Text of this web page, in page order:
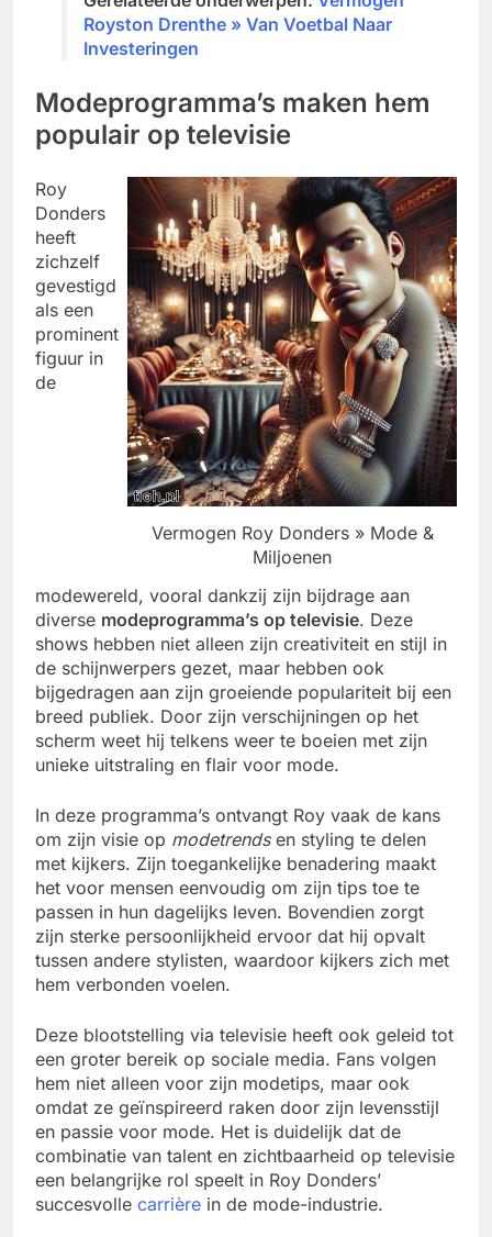
Royston Drenthe » Van Voetbal Naar
Investeringen
Modeprogramma’s maken hem
populair op televisie
Vermogen Roy Donders » Mode &
Miljoenen
Roy
Donders
heeft
zichzelf
gevestigd
als een
prominent
figuur in
de
modewereld, vooral dankzij zijn bijdrage aan
diverse modeprogramma’s op televisie. Deze
shows hebben niet alleen zijn creativiteit en stijl in
de schijnwerpers gezet, maar hebben ook
bijgedragen aan zijn groeiende populariteit bij een
breed publiek. Door zijn verschijningen op het
scherm weet hij telkens weer te boeien met zijn
unieke uitstraling en flair voor mode.
In deze programma’s ontvangt Roy vaak de kans
om zijn visie op modetrendsen styling te delen
met kijkers. Zijn toegankelijke benadering maakt
het voor mensen eenvoudig om zijn tips toe te
passen in hun dagelijks leven. Bovendien zorgt
zijn sterke persoonlijkheid ervoor dat hij opvalt
tussen andere stylisten, waardoor kijkers zich met
hem verbonden voelen.
Deze blootstelling via televisie heeft ook geleid tot
een groter bereik op sociale media. Fans volgen
hem niet alleen voor zijn modetips, maar ook
omdat ze geïnspireerd raken door zijn levensstijl
en passie voor mode. Het is duidelijk dat de
combinatie van talent en zichtbaarheid op televisie
een belangrijke rol speelt in Roy Donders’
succesvolle carrière in de mode-industrie.